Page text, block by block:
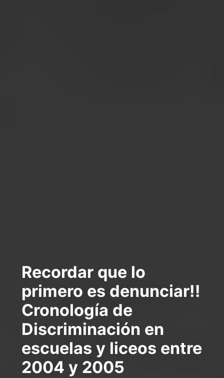
Recordar que lo
primero es denunciar!!
Cronología de
Discriminación en
escuelas y liceos entre
2004 y 2005